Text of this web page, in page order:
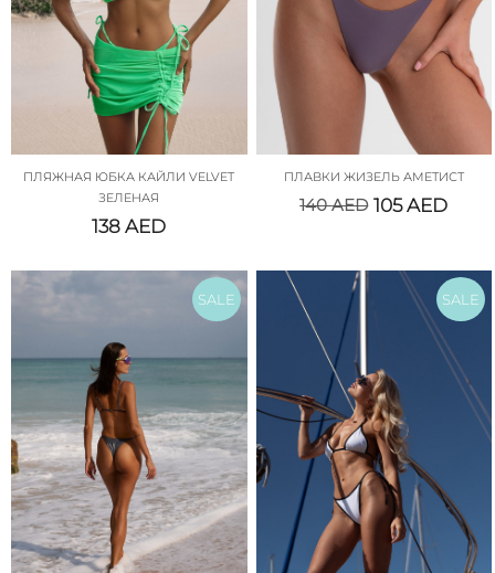
ПЛЯЖНАЯ ЮБКА КАЙЛИ VELVET
ЗЕЛЕНАЯ
138AED
ПЛАВКИ ЖИЗЕЛЬ АМЕТИСТ
140AED 105AED
SALE SALE